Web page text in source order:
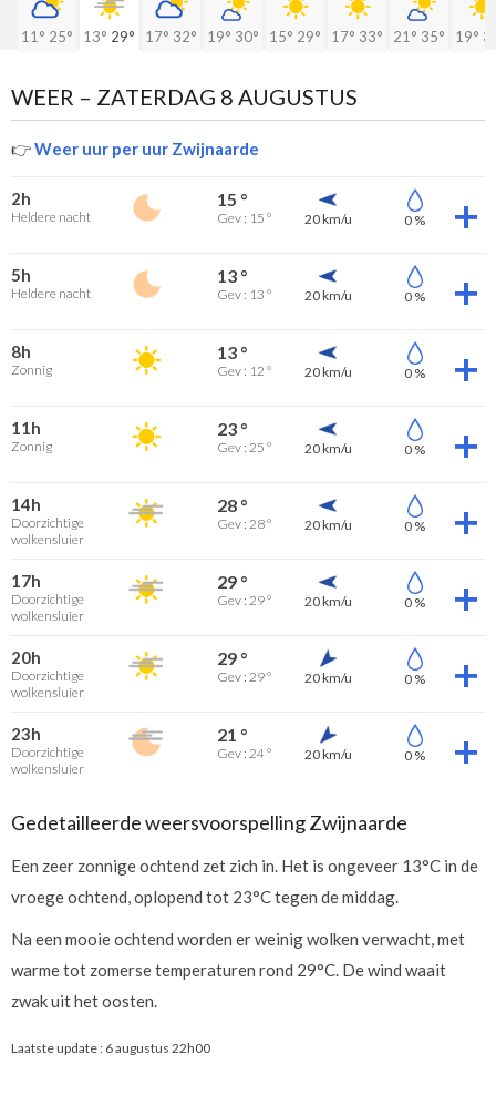
11° 25° 13° 29° 17° 32° 19° 30° 15° 29° 17° 33° 21° 35° 19°
WEER – ZATERDAG 8 AUGUSTUS
👉Weer uur per uur Zwijnaarde
2h
Heldere nacht
15 °
Gev : 15 ° 20 km/u 0 %
5h
Heldere nacht
13 °
Gev : 13 ° 20 km/u 0 %
8h
Zonnig
13 °
Gev : 12 ° 20 km/u 0 %
11h
Zonnig
23 °
Gev : 25 ° 20 km/u 0 %
14h
Doorzichtige
wolkensluier
28 °
Gev : 28 ° 20 km/u 0 %
17h
Doorzichtige
wolkensluier
29 °
Gev : 29 ° 20 km/u 0 %
20h
Doorzichtige
wolkensluier
29 °
Gev : 29 ° 20 km/u 0 %
23h
Doorzichtige
wolkensluier
21 °
Gev : 24 ° 20 km/u 0 %
Gedetailleerde weersvoorspelling Zwijnaarde
Een zeer zonnige ochtend zet zich in. Het is ongeveer 13°C in de
vroege ochtend, oplopend tot 23°C tegen de middag.
Na een mooie ochtend worden er weinig wolken verwacht, met
warme tot zomerse temperaturen rond 29°C. De wind waait
zwak uit het oosten.
Laatste update : 6 augustus 22h00